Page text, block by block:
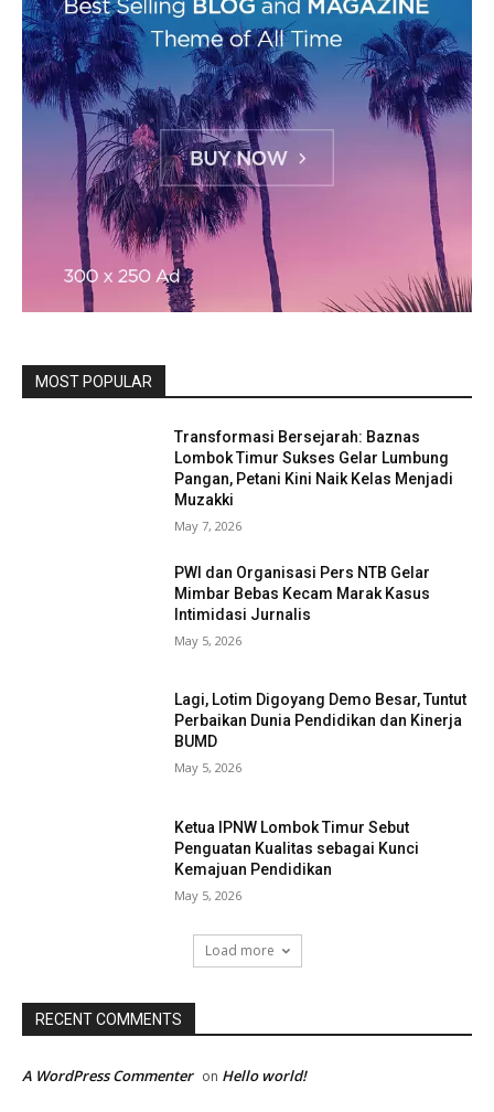
MOST POPULAR
Transformasi Bersejarah: Baznas
Lombok Timur Sukses Gelar Lumbung
Pangan, Petani Kini Naik Kelas Menjadi
Muzakki
May 7, 2026
PWI dan Organisasi Pers NTB Gelar
Mimbar Bebas Kecam Marak Kasus
Intimidasi Jurnalis
May 5, 2026
Lagi, Lotim Digoyang Demo Besar, Tuntut
Perbaikan Dunia Pendidikan dan Kinerja
BUMD
May 5, 2026
Ketua IPNW Lombok Timur Sebut
Penguatan Kualitas sebagai Kunci
Kemajuan Pendidikan
May 5, 2026
Load more
RECENT COMMENTS
A WordPress Commenter on Hello world!